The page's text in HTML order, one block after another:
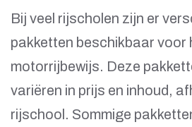
Bij veel rijscholen zijn er
pakketten beschikbaar voor
motorrijbewijs. Deze
variëren in prijs en inhoud,
rijschool. Sommige